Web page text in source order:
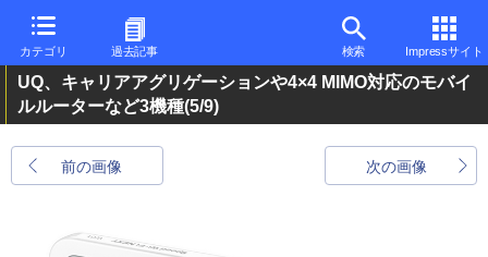
カテゴリ 過去記事 検索 Impressサイト
UQ、キャリアアグリゲーションや4×4 MIMO対応のモバイ
ルルーターなど3機種(5/9)
前の画像 次の画像